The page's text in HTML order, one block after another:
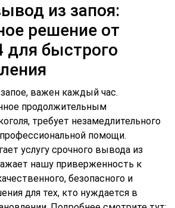
из запоя:
решение от
для быстрого
важен каждый час.
продолжительным
требует незамедлительного
помощи.
услугу срочного вывода из
нашу приверженность к
безопасного и
для тех, кто нуждается в